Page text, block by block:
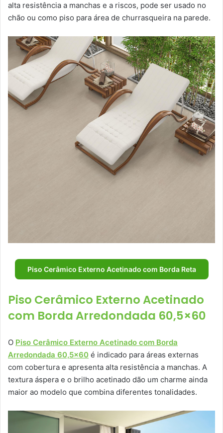
alta resistência a manchas e a riscos, pode ser usado no
chão ou como piso para área de churrasqueira na parede.
Piso Cerâmico Externo Acetinado com Borda Reta
Piso Cerâmico Externo Acetinado
com Borda Arredondada 60,5×60
O Piso Cerâmico Externo Acetinado com Borda
Arredondada 60,5×60 é indicado para áreas externas
com cobertura e apresenta alta resistência a manchas. A
textura áspera e o brilho acetinado dão um charme ainda
maior ao modelo que combina diferentes tonalidades.